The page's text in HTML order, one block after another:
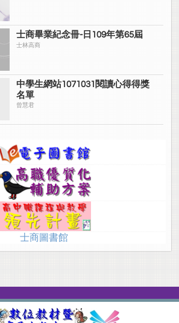
士商畢業紀念冊-日109年第65屆
士林高商
中學生網站1071031閱讀心得得獎
名單
曾慧君
士商圖書館